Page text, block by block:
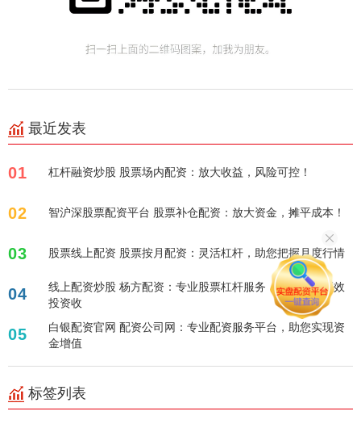
最近发表
01 杠杆融资炒股 股票场内配资：放大收益，风险可控！
02 智沪深股票配资平台 股票补仓配资：放大资金，摊平成本！
03 股票线上配资 股票按月配资：灵活杠杆，助您把握月度行情
04
线上配资炒股 杨方配资：专业股票杠杆服务，助您实现高效
投资收
05
白银配资官网 配资公司网：专业配资服务平台，助您实现资
金增值
标签列表